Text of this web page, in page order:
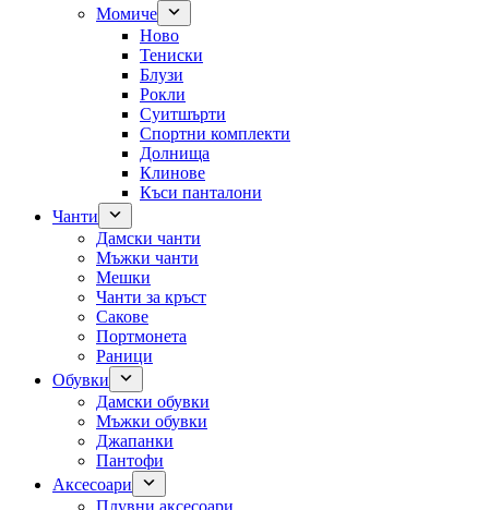
Момиче
Ново
Тениски
Блузи
Рокли
Суитшърти
Спортни комплекти
Долнища
Клинове
Къси панталони
Чанти
Дамски чанти
Мъжки чанти
Мешки
Чанти за кръст
Сакове
Портмонета
Раници
Обувки
Дамски обувки
Мъжки обувки
Джапанки
Пантофи
Аксесоари
Плувни аксесоари